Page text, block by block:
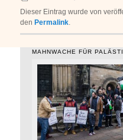
Dieser Eintrag wurde von
den Permalink.
MAHNWACHE FÜR